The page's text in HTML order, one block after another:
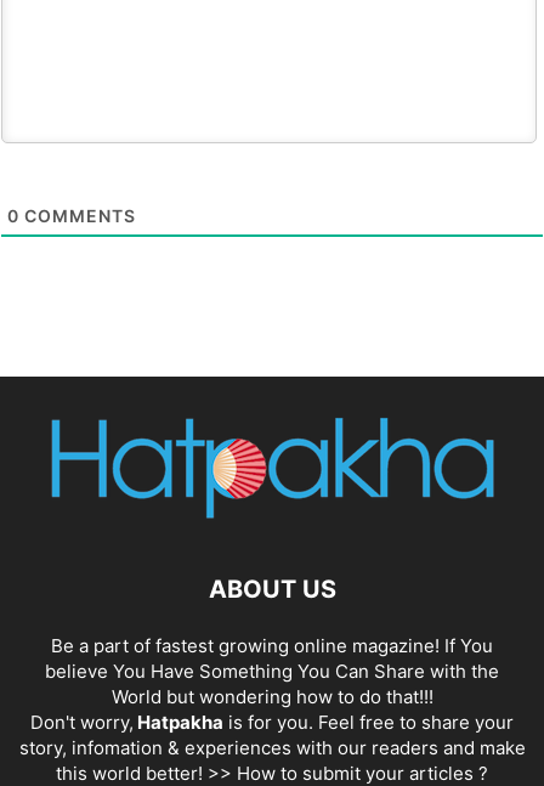
0 COMMENTS
ABOUT US
Be a part of fastest growing online magazine! If You
believe You Have Something You Can Share with the
World but wondering how to do that!!!
Don't worry, Hatpakha is for you. Feel free to share your
story, infomation & experiences with our readers and make
this world better! >> How to submit your articles ?